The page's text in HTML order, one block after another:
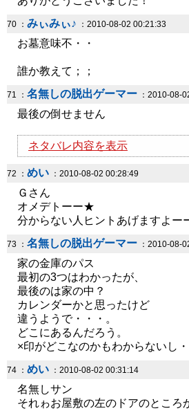
70 ： みぃみぃ♪ ：2010-08-02 00:21:33
お墓意味不・・
誰か教えて；；
71 ： 名無しの脱出ゲーマー ：2010-08-
最後の倒せません
ネタバレ内容を表示
72 ： めい ：2010-08-02 00:28:49
Ｇさん
オメデトーー★
分からない人ヒントあげますよー
73 ： 名無しの脱出ゲーマー ：2010-08-
家の金庫のパス
最初の3つはわかったが、
最後のは家の中？
カレンダーかと思ったけど
違うようで・・・。
どこにあるんだろう。
×印がどこなのかもわからないし・
74 ： めい ：2010-08-02 00:31:14
名無しサン
それゎお屋敷の左のドアのところ